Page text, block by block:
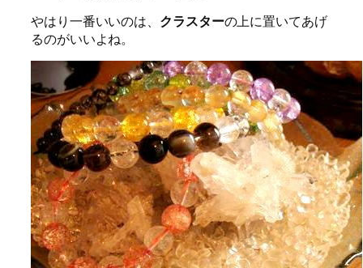
やはり一番いいのは、 クラスターの上に置いてあげ
るのがいいよね。